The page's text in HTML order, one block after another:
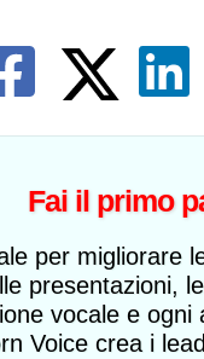
Fai il primo
per migliorare
presentazioni,
vocale e
Voice crea i